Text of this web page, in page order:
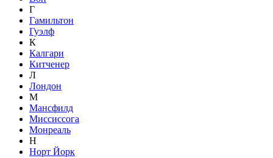
Г
Гамильтон
Гуэлф
К
Калгари
Китченер
Л
Лондон
М
Мансфилд
Миссиссога
Монреаль
Н
Норт Йорк